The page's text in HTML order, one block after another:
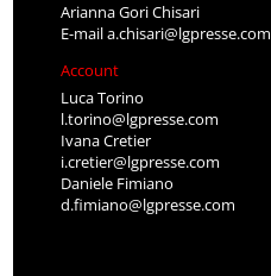
Arianna Gori Chisari
E-maila.chisari@lgpresse.com
Account
Luca Torino
l.torino@lgpresse.com
Ivana Cretier
i.cretier@lgpresse.com
Daniele Fimiano
d.fimiano@lgpresse.com